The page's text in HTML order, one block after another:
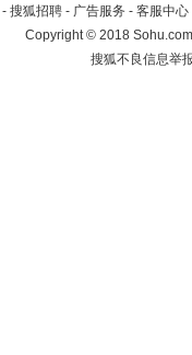
- 搜狐招聘 - 广告服务 - 客服中心
Copyright©2018
搜狐不良信息举